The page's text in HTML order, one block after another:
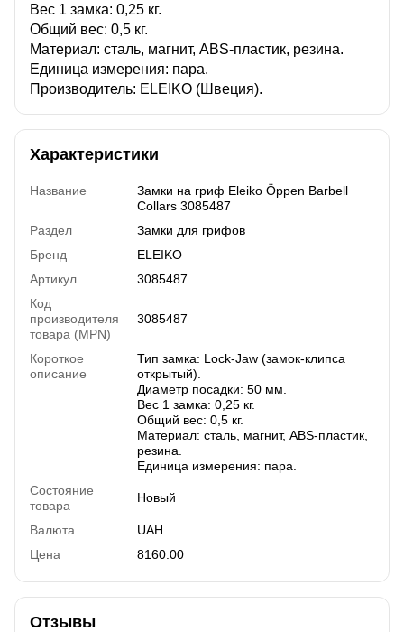
Вес 1 замка: 0,25 кг.
Общий вес: 0,5 кг.
Материал: сталь, магнит, ABS-пластик, резина.
Единица измерения: пара.
Производитель: ELEIKO (Швеция).
Характеристики
Название
Замки на гриф Eleiko Öppen Barbell
Collars 3085487
Раздел
Замки для грифов
Бренд
ELEIKO
Артикул
3085487
Код
производителя
товара (MPN)
3085487
Короткое
описание
Тип замка: Lock-Jaw (замок-клипса
открытый).
Диаметр посадки: 50 мм.
Вес 1 замка: 0,25 кг.
Общий вес: 0,5 кг.
Материал: сталь, магнит, ABS-пластик,
резина.
Единица измерения: пара.
Состояние
товара
Новый
Валюта
UAH
Цена
8160.00
Отзывы